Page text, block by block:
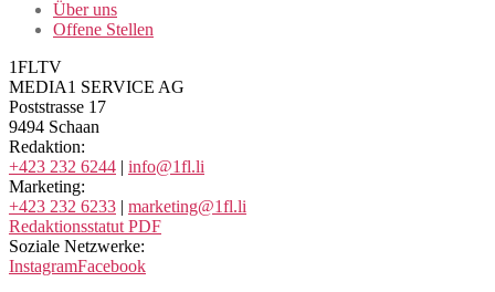
Über uns
Offene Stellen
1FLTV
MEDIA1 SERVICE AG
Poststrasse 17
9494 Schaan
Redaktion:
+423 232 6244 | info@1fl.li
Marketing:
+423 232 6233 | marketing@1fl.li
Redaktionsstatut PDF
Soziale Netzwerke:
InstagramFacebook